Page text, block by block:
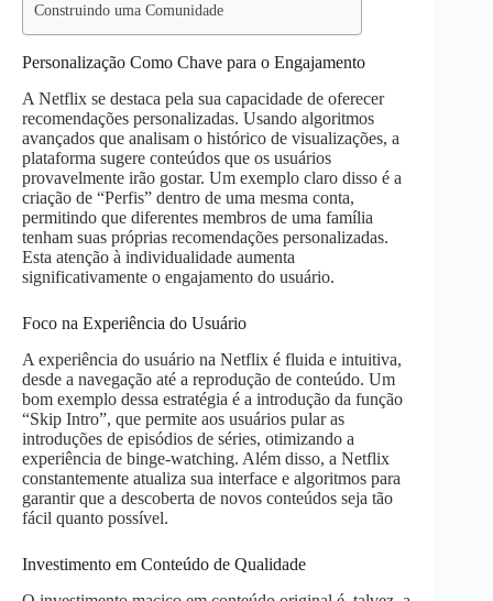
Construindo uma Comunidade
Personalização Como Chave para o Engajamento
A Netflix se destaca pela sua capacidade de oferecer
recomendações personalizadas. Usando algoritmos
avançados que analisam o histórico de visualizações, a
plataforma sugere conteúdos que os usuários
provavelmente irão gostar. Um exemplo claro disso é a
criação de “Perfis” dentro de uma mesma conta,
permitindo que diferentes membros de uma família
tenham suas próprias recomendações personalizadas.
Esta atenção à individualidade aumenta
significativamente o engajamento do usuário.
Foco na Experiência do Usuário
A experiência do usuário na Netflix é fluida e intuitiva,
desde a navegação até a reprodução de conteúdo. Um
bom exemplo dessa estratégia é a introdução da função
“Skip Intro”, que permite aos usuários pular as
introduções de episódios de séries, otimizando a
experiência de binge-watching. Além disso, a Netflix
constantemente atualiza sua interface e algoritmos para
garantir que a descoberta de novos conteúdos seja tão
fácil quanto possível.
Investimento em Conteúdo de Qualidade